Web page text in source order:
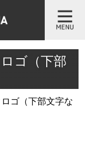
ゴ（下部
ゴ（下部文字な